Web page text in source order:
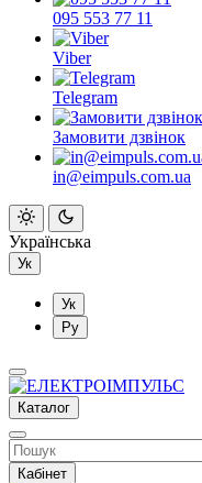
095 553 77 11
Viber
Telegram
Замовити дзвінок
in@eimpuls.com.ua
Українська
Ук
Ук
Ру
Каталог
Кабінет